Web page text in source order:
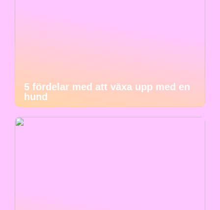
5 fördelar med att växa upp med en
hund